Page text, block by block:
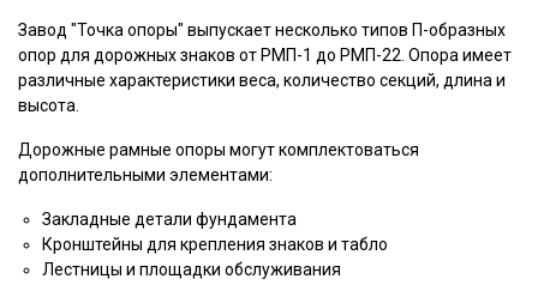
Завод "Точка опоры" выпускает несколько типов П-образных
опор для дорожных знаков от РМП-1 до РМП-22. Опора имеет
различные характеристики веса, количество секций, длина и
высота.
Дорожные рамные опоры могут комплектоваться
дополнительными элементами:
Закладные детали фундамента
Кронштейны для крепления знаков и табло
Лестницы и площадки обслуживания